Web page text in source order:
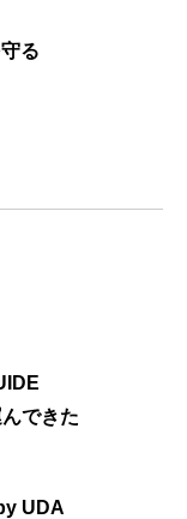
る
できた
UDA